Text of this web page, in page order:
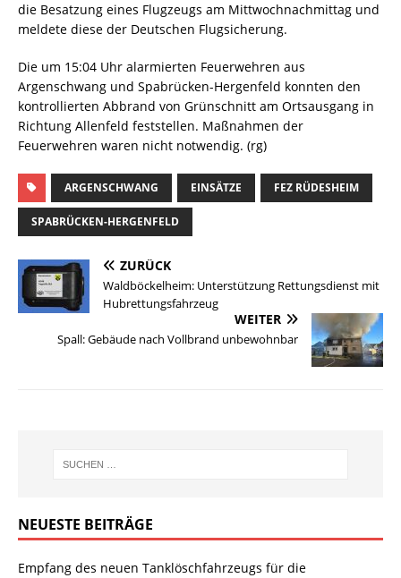
die Besatzung eines Flugzeugs am Mittwochnachmittag und
meldete diese der Deutschen Flugsicherung.
Die um 15:04 Uhr alarmierten Feuerwehren aus
Argenschwang und Spabrücken-Hergenfeld konnten den
kontrollierten Abbrand von Grünschnitt am Ortsausgang in
Richtung Allenfeld feststellen. Maßnahmen der
Feuerwehren waren nicht notwendig. (rg)
ARGENSCHWANG EINSÄTZE FEZ RÜDESHEIM
SPABRÜCKEN-HERGENFELD
ZURÜCK
Waldböckelheim: Unterstützung Rettungsdienst mit
Hubrettungsfahrzeug
WEITER
Spall: Gebäude nach Vollbrand unbewohnbar
NEUESTE BEITRÄGE
Empfang des neuen Tanklöschfahrzeugs für die